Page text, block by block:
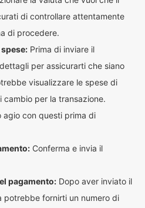
di controllare attentamente
di procedere.
Prima di inviare il
per assicurarti che siano
visualizzare le spese di
per la transazione.
agio con questi prima di
Conferma e invia il
pagamento: Dopo aver inviato il
potrebbe fornirti un numero di